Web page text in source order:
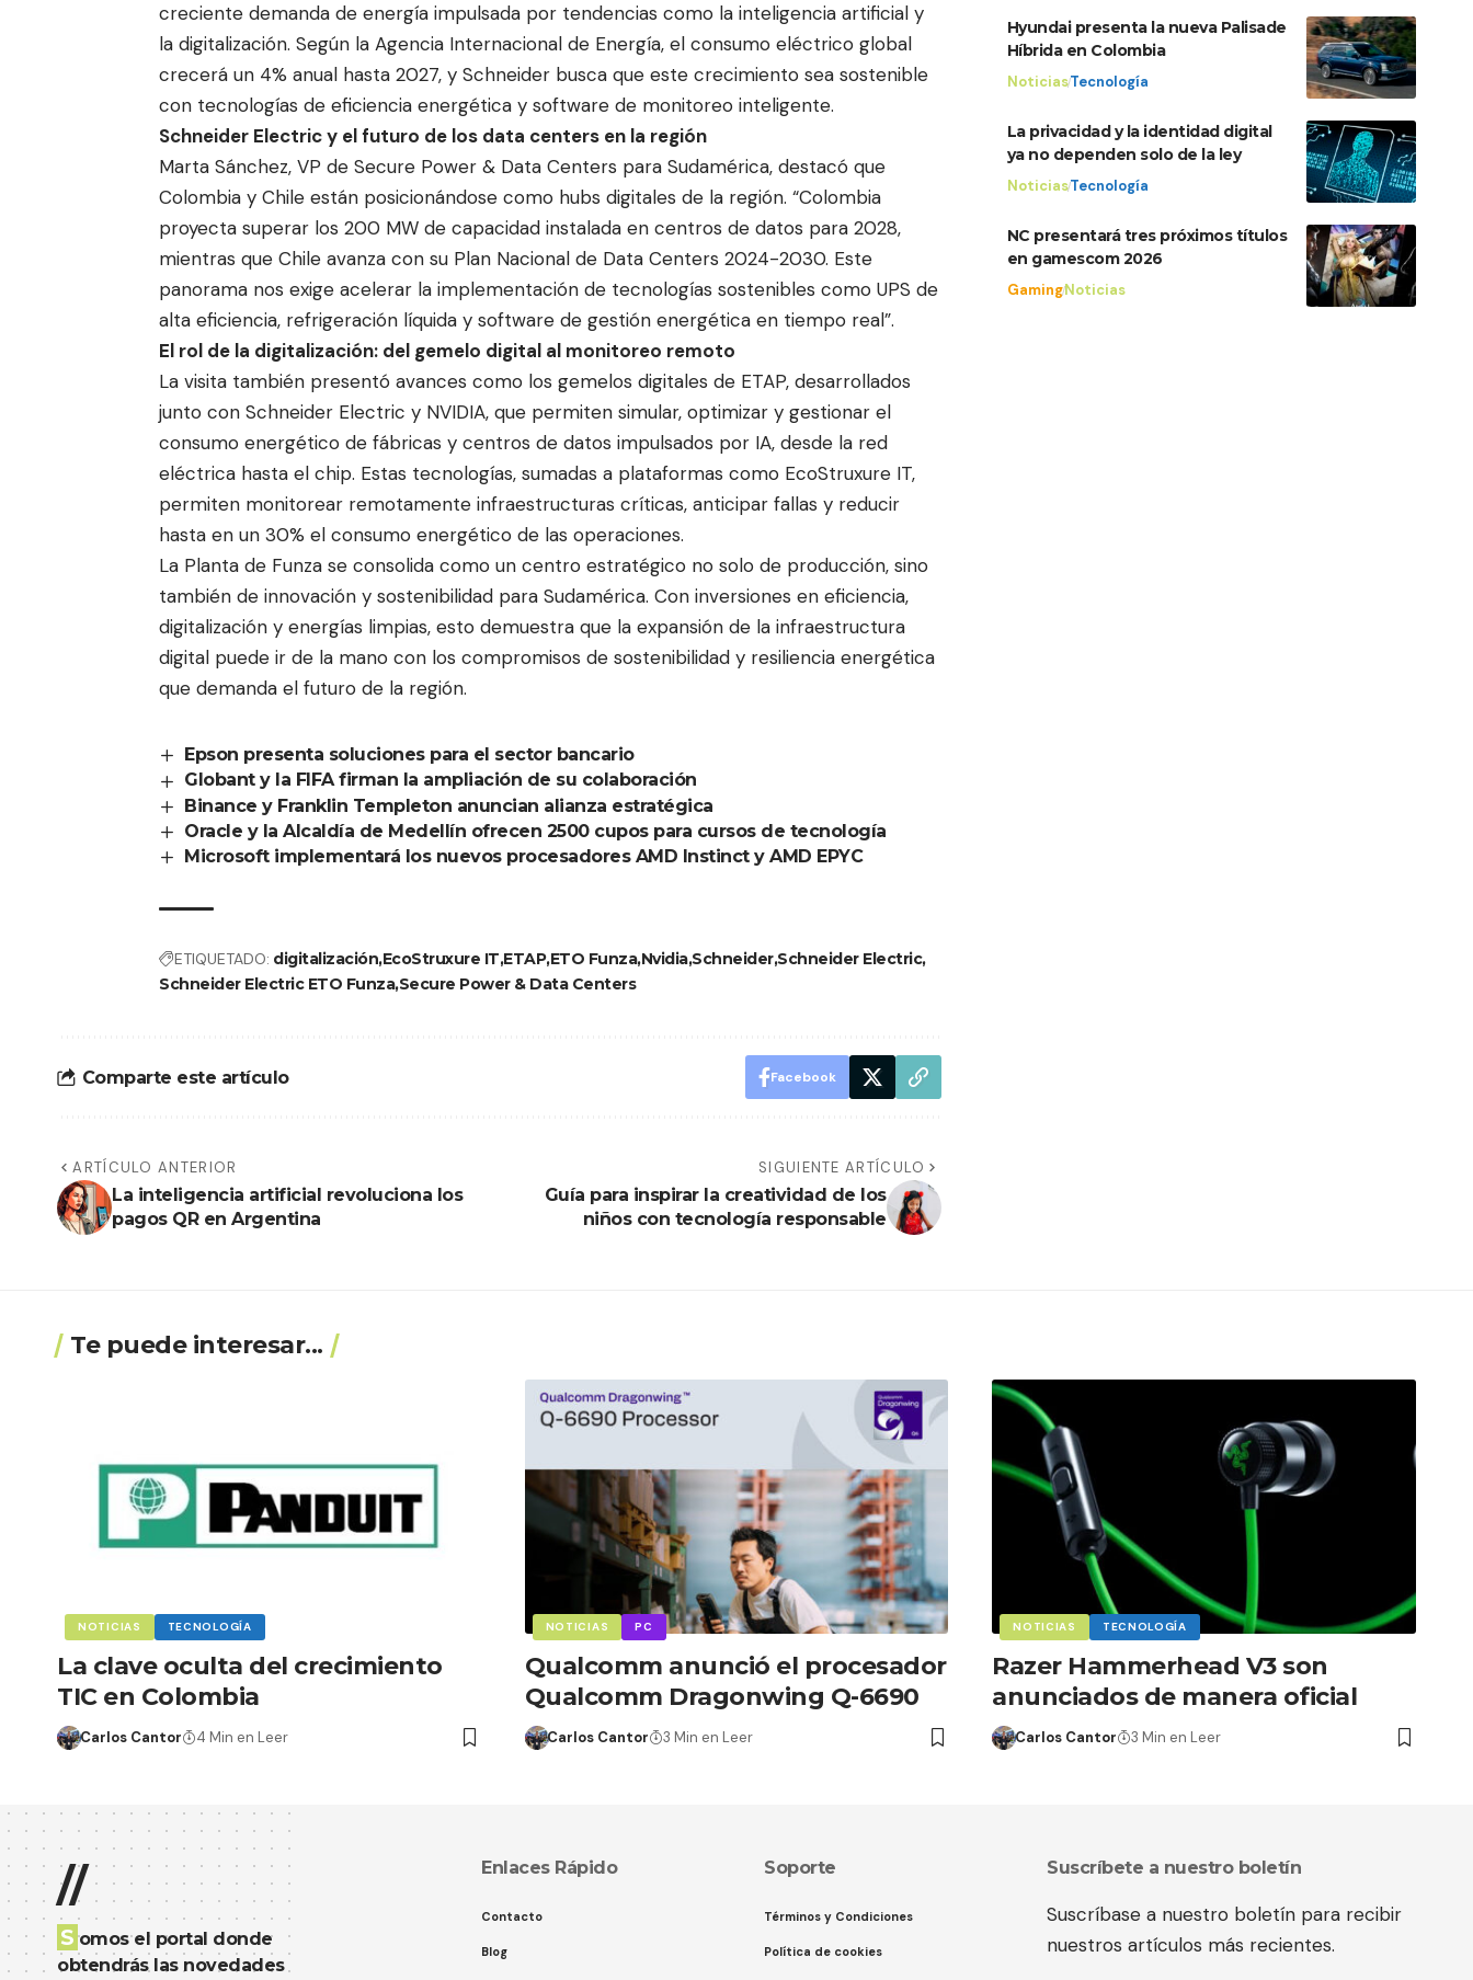
creciente demanda de energía impulsada por tendencias como la inteligencia artificial y
la digitalización. Según la Agencia Internacional de Energía, el consumo eléctrico global
crecerá un 4% anual hasta 2027, y Schneider busca que este crecimiento sea sostenible
con tecnologías de eficiencia energética y software de monitoreo inteligente.
Schneider Electric y el futuro de los data centers en la región
Marta Sánchez, VP de Secure Power & Data Centers para Sudamérica, destacó que
Colombia y Chile están posicionándose como hubs digitales de la región. “Colombia
proyecta superar los 200 MW de capacidad instalada en centros de datos para 2028,
mientras que Chile avanza con su Plan Nacional de Data Centers 2024-2030. Este
panorama nos exige acelerar la implementación de tecnologías sostenibles como UPS de
alta eficiencia, refrigeración líquida y software de gestión energética en tiempo real”.
El rol de la digitalización: del gemelo digital al monitoreo remoto
La visita también presentó avances como los gemelos digitales de ETAP, desarrollados
junto con Schneider Electric y NVIDIA, que permiten simular, optimizar y gestionar el
consumo energético de fábricas y centros de datos impulsados por IA, desde la red
eléctrica hasta el chip. Estas tecnologías, sumadas a plataformas como EcoStruxure IT,
permiten monitorear remotamente infraestructuras críticas, anticipar fallas y reducir
hasta en un 30% el consumo energético de las operaciones.
La Planta de Funza se consolida como un centro estratégico no solo de producción, sino
también de innovación y sostenibilidad para Sudamérica. Con inversiones en eficiencia,
digitalización y energías limpias, esto demuestra que la expansión de la infraestructura
digital puede ir de la mano con los compromisos de sostenibilidad y resiliencia energética
que demanda el futuro de la región.
Epson presenta soluciones para el sector bancario
Globant y la FIFA firman la ampliación de su colaboración
Binance y Franklin Templeton anuncian alianza estratégica
Oracle y la Alcaldía de Medellín ofrecen 2500 cupos para cursos de tecnología
Microsoft implementará los nuevos procesadores AMD Instinct y AMD EPYC
ETIQUETADO: digitalizaciónEcoStruxure IT ETAPETO FunzaNvidiaSchneiderSchneider Electric
Schneider Electric ETO FunzaSecure Power & Data Centers
Comparte este artículo Facebook
ARTÍCULO ANTERIOR
La inteligencia artificial revoluciona los
pagos QR en Argentina
SIGUIENTE ARTÍCULO
Guía para inspirar la creatividad de los
niños con tecnología responsable
Hyundai presenta la nueva Palisade
Híbrida en Colombia
NoticiasTecnología
La privacidad y la identidad digital
ya no dependen solo de la ley
NoticiasTecnología
NC presentará tres próximos títulos
en gamescom 2026
GamingNoticias
Te puede interesar...
NOTICIAS TECNOLOGÍA
La clave oculta del crecimiento
TIC en Colombia
Carlos Cantor 4 Min en Leer
NOTICIAS PC
Qualcomm anunció el procesador
Qualcomm Dragonwing Q-6690
Carlos Cantor 3 Min en Leer
NOTICIAS TECNOLOGÍA
Razer Hammerhead V3 son
anunciados de manera oficial
Carlos Cantor 3 Min en Leer
//
S omos el portal donde
obtendrás las novedades
Enlaces Rápido
Contacto
Blog
Soporte
Términos y Condiciones
Política de cookies
Suscríbete a nuestro boletín
Suscríbase a nuestro boletín para recibir
nuestros artículos más recientes.